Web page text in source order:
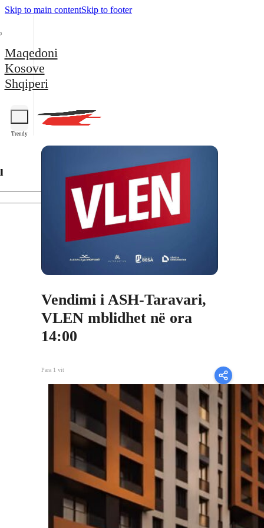
Skip to main contentSkip to footer
Maqedoni
Kosove
Shqiperi
Trendy
Vendimi i ASH-Taravari,
VLEN mblidhet në ora
14:00
Para 1 vit